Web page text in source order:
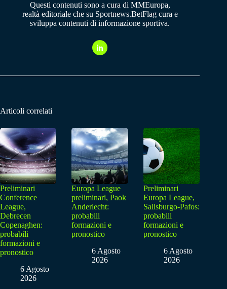
Questi contenuti sono a cura di MMEuropa,
realtà editoriale che su Sportnews.BetFlag cura e
sviluppa contenuti di informazione sportiva.
Articoli correlati
Preliminari
Conference
League,
Debrecen
Copenaghen:
probabili
formazioni e
pronostico
6 Agosto
2026
Europa League
preliminari, Paok
Anderlecht:
probabili
formazioni e
pronostico
6 Agosto
2026
Preliminari
Europa League,
Salisburgo-Pafos:
probabili
formazioni e
pronostico
6 Agosto
2026